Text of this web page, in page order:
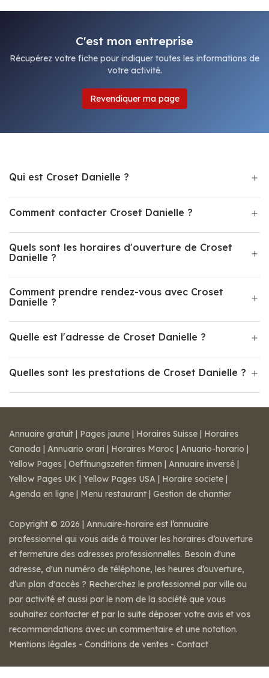
C'est mon entreprise
Récupérez votre fiche pour indiquer toutes les informations de
votre activité.
Revendiquer ma page
Qui est Croset Danielle ?
Comment contacter Croset Danielle ?
Quels sont les horaires d'ouverture de Croset
Danielle ?
Comment prendre rendez-vous avec Croset
Danielle ?
Quelle est l'adresse de Croset Danielle ?
Quelles sont les prestations de Croset Danielle ?
Annuaire gratuit | Pages jaune | Horaires Suisse | Horaires
Canada | Annuario orari | Horaires Maroc | Anuario-horario |
Yellow Pages | Oeffnungszeiten firmen | Annuaire inversé |
Yellow Pages UK | Yellow Pages USA | Horaire societe |
Agenda en ligne | Menu restaurant | Gestion de chantier
Copyright © 2026 | Annuaire-horaire est l’annuaire
professionnel qui vous aide à trouver les horaires d’ouverture
et fermeture des adresses professionnelles. Besoin d'une
adresse, d'un numéro de téléphone, les heures d’ouverture,
d’un plan d'accès ? Recherchez le professionnel par ville ou
par activité et aussi par le nom de la société que vous
souhaitez contacter et par la suite déposer votre avis et vos
recommandations avec un commentaire et une notation.
Mentions légales - Conditions de ventes - Contact